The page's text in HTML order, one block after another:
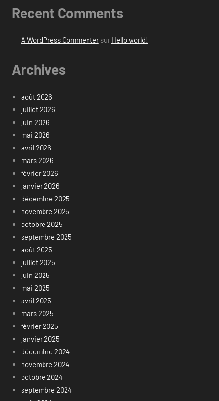
Recent Comments
A WordPress Commentersur Hello world!
Archives
août 2026
juillet 2026
juin 2026
mai 2026
avril 2026
mars 2026
février 2026
janvier 2026
décembre 2025
novembre 2025
octobre 2025
septembre 2025
août 2025
juillet 2025
juin 2025
mai 2025
avril 2025
mars 2025
février 2025
janvier 2025
décembre 2024
novembre 2024
octobre 2024
septembre 2024